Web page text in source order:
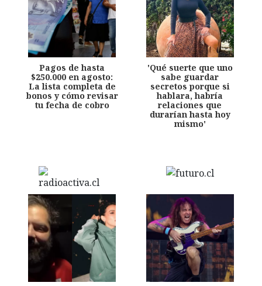
Pagos de hasta
$250.000 en agosto:
La lista completa de
bonos y cómo revisar
tu fecha de cobro
'Qué suerte que uno
sabe guardar
secretos porque si
hablara, habría
relaciones que
durarían hasta hoy
mismo'